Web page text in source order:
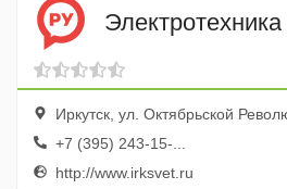
Электротехника
Иркутск, ул. Октябрьской
+7 (395) 243-15-...
http://www.irksvet.ru